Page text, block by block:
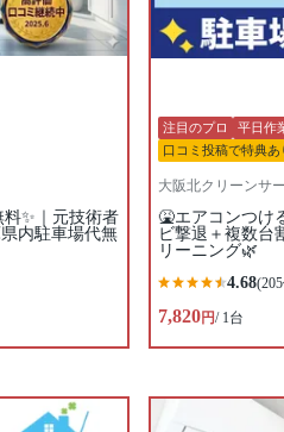
料✨｜元技術者
内駐車場代無
注目のプロ
平日作
口コミ投稿で特典あ
大阪北クリーンサ
🤮エアコンつけ
ビ撃退＋複数台
リーニング🌿
4.68
7,820円/ 1台